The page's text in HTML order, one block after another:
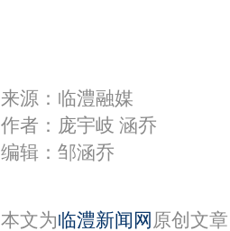
来源：临澧融媒
作者：庞宇岐 涵乔
编辑：邹涵乔
本文为临澧新闻网 原创文